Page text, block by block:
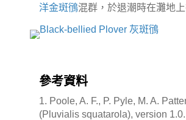
洋金斑鴴混群，於退潮時在灘地
參考資料
1. Poole, A. F., P. Pyle, M. A.
(Pluvialis squatarola), version